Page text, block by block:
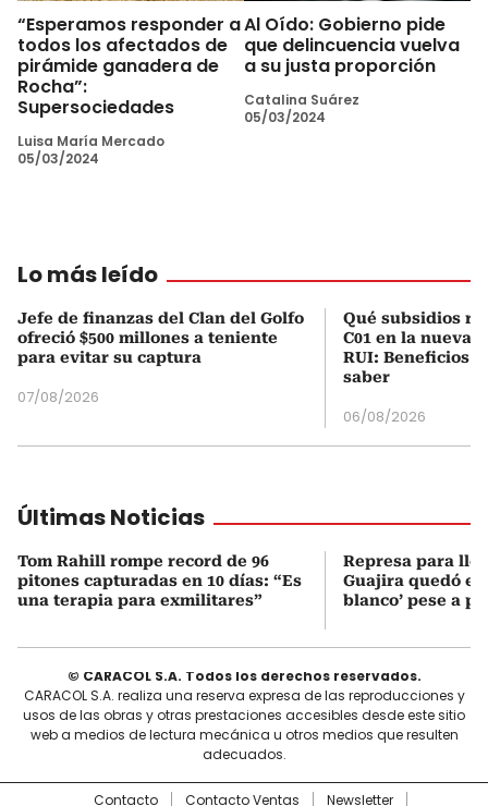
“Esperamos responder a
todos los afectados de
pirámide ganadera de
Rocha”:
Supersociedades
Luisa María Mercado
05/03/2024
Al Oído: Gobierno pide
que delincuencia vuelva
a su justa proporción
Catalina Suárez
05/03/2024
Lo más leído
Jefe de finanzas del Clan del Golfo
ofreció $500 millones a teniente
para evitar su captura
07/08/2026
Qué subsidios
C01 en la nueva
RUI: Beneficios
saber
06/08/2026
Últimas Noticias
Tom Rahill rompe record de 96
pitones capturadas en 10 días: “Es
una terapia para exmilitares”
Represa para
Guajira quedó en
blanco’ pese a
© CARACOL S.A. Todos los derechos reservados.
CARACOL S.A. realiza una reserva expresa de las reproducciones y
usos de las obras y otras prestaciones accesibles desde este sitio
web a medios de lectura mecánica u otros medios que resulten
adecuados.
Contacto Contacto Ventas Newsletter